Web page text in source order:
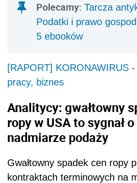
Polecamy: Tarcza
Podatki i prawo
5 ebooków
[RAPORT] KORONAWIRUS
pracy, biznes
Analitycy: gwałtowny
ropy w USA to sygnał
nadmiarze podaży
Gwałtowny spadek cen ropy
kontraktach terminowych na